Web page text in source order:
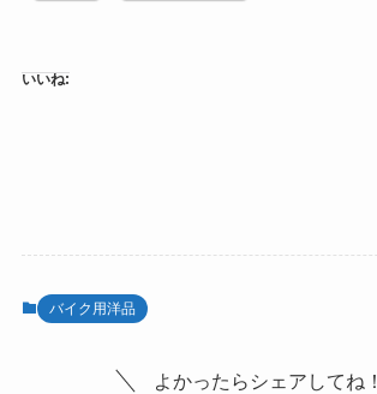
いいね:
バイク用洋品
よかったらシェアしてね！